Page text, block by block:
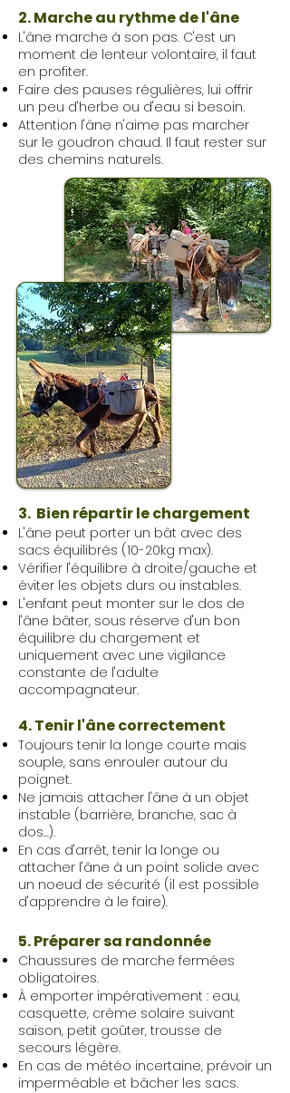
2. Marche au rythme de l'âne
L'âne marche à son pas. C'est un
moment de lenteur volontaire, il faut
en profiter.
Faire des pauses régulières, lui offrir
un peu d'herbe ou d'eau si besoin.
Attention l'âne n'aime pas marcher
sur le goudron chaud. Il faut rester sur
des chemins naturels.
3. Bien répartir le chargement
L'âne peut porter un bât avec des
sacs équilibrés (10-20kg max).
Vérifier l'équilibre à droite/gauche et
éviter les objets durs ou instables.
L'enfant peut monter sur le dos de
l'âne bâter, sous réserve d'un bon
équilibre du chargement et
uniquement avec une vigilance
constante de l'adulte
accompagnateur.
4. Tenir l'âne correctement
Toujours tenir la longe courte mais
souple, sans enrouler autour du
poignet.
Ne jamais attacher l'âne à un objet
instable (barrière, branche, sac à
dos...).
En cas d'arrêt, tenir la longe ou
attacher l'âne à un point solide avec
un noeud de sécurité (il est possible
d'apprendre à le faire).
5. Préparer sa randonnée
Chaussures de marche fermées
obligatoires.
À emporter impérativement : eau,
casquette, crème solaire suivant
saison, petit goûter, trousse de
secours légère.
En cas de météo incertaine, prévoir un
imperméable et bâcher les sacs.